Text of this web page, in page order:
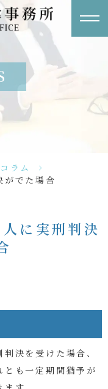
ラム
>
がでた場合
に実刑判決
決を受けた場合、
も一定期間猶予が